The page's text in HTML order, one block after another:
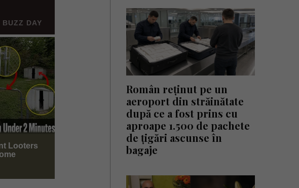
Român reținut pe un
aeroport din străinătate
după ce a fost prins cu
aproape 1.500 de pachete
de țigări ascunse în
bagaje